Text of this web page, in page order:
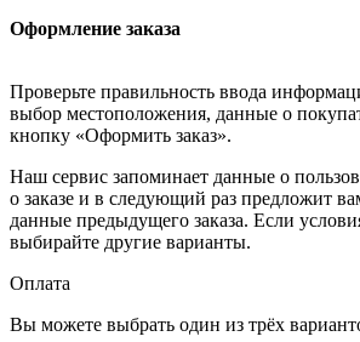
Оформление заказа
Проверьте правильность ввода
выбор местоположения, данные о
кнопку «Оформить заказ».
Наш сервис запоминает данные о
о заказе и в следующий раз предложит
данные предыдущего заказа. Если
выбирайте другие варианты.
Оплата
Вы можете выбрать один из трёх